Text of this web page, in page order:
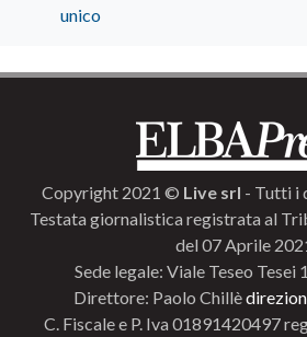
unico
Copyright 2021 © Live srl - Tutti i
Testata giornalistica registrata al
del 07 Aprile
Sede legale: Viale Teseo
Direttore: Paolo Chillè
C. Fiscale e P. Iva 01891420497